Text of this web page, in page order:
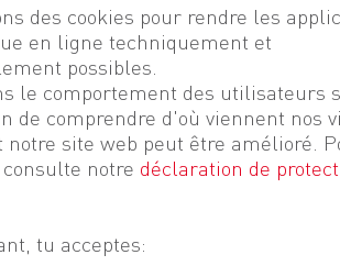
des cookies pour rendre les
en ligne techniquement et
possibles.
le comportement des utilisateurs
de comprendre d'où viennent nos
notre site web peut être amélioré.
notre déclaration de
tu acceptes: